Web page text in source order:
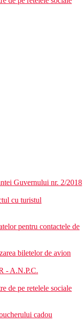
Guvernului nr. 2/2018
cu turistul
pentru contactele de
biletelor de avion
- A.N.P.C.
de pe retelele sociale
cadou